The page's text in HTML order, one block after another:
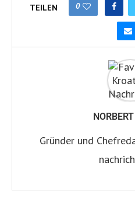
TEILEN 0
Gründer und